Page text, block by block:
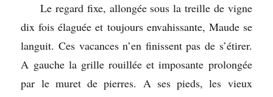
Le regard fixe, allongée sous la treille de vigne
dix fois élaguée et toujours envahissante, Maude se
languit. Ces vacances n’en finissent pas de s’étirer.
A gauche la grille rouillée et imposante prolongée
par le muret de pierres. A ses pieds, les vieux